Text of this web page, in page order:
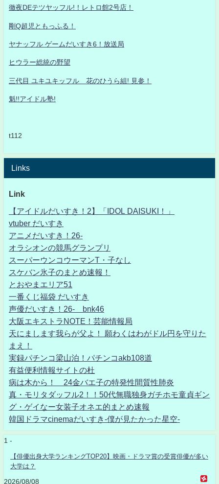
徹夜DEテツヤッフル!！レトロ館2号店！
剛Q超児ともっふる！
ヤナッフル ゲームだいすき6！放送局
ヒウラー総統の野望
三代目 ユキユキッフル 花のひうら組! 見参！
魁!!アイドル塾!
t112
Links
Link
【アイドルだいすき！2】「IDOL DAISUKI！」
vtuber だいすき
アニメだいすき！26-
オラシオンの競馬グランプリ
スーパーウンコウーマンT・子なし
スケバン氷子のまとめ速報！
とおやまエリア51
一番くじ福袋 だいすき
声優だいすき！26- bnk46
大阪エキストラNOTE！芸能情報局
天にまします我らが父よ！ 願わくはわがドル円を守りた
まえ！
実録パチンコ梁山泊！パチンコakb108道
有益便利情報サイトの杜
病は木から！ 24金バエ子の特発性間質性肺炎
真・モリタダッフル2！！50代無職独身ガチホモ童貞ギン
グ・ゲイなー女装子オネエ的まとめ速報
韓国ドラマcinemaだいすき-僕が見たかった星空-
1 -
【俳優出身大学ランキングTOP20】映画・ドラマ賞の受賞俳優が多い
大学は？
2026/08/08